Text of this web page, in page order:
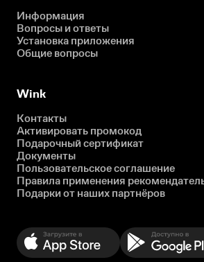
Информация
Вопросы и ответы
Установка приложения
Общие вопросы
Wink
Контакты
Активировать промокод
Подарочный сертификат
Документы
Пользовательское соглашение
Правила применения
Подарки от наших партнёров